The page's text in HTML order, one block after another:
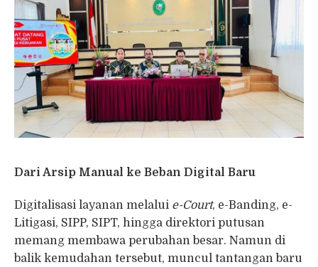
Dari Arsip Manual ke Beban Digital Baru
Digitalisasi layanan melalui e-Court, e-Banding, e-
Litigasi, SIPP, SIPT, hingga direktori putusan
memang membawa perubahan besar. Namun di
balik kemudahan tersebut, muncul tantangan baru